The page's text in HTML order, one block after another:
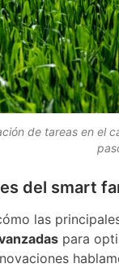
de tareas en el
del smart
las
para